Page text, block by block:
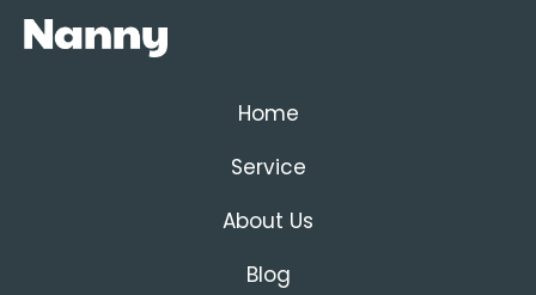
Home
Service
About Us
Blog